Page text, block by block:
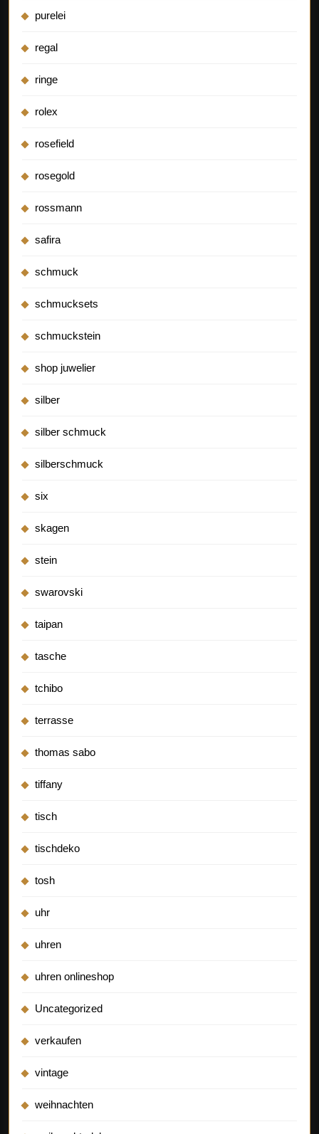
purelei
regal
ringe
rolex
rosefield
rosegold
rossmann
safira
schmuck
schmucksets
schmuckstein
shop juwelier
silber
silber schmuck
silberschmuck
six
skagen
stein
swarovski
taipan
tasche
tchibo
terrasse
thomas sabo
tiffany
tisch
tischdeko
tosh
uhr
uhren
uhren onlineshop
Uncategorized
verkaufen
vintage
weihnachten